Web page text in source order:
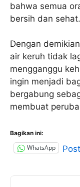
bahwa semua
bersih dan sehat.
Dengan
air keruh tidak
mengganggu
ingin menjadi
bergabung
membuat
Bagikan ini:
WhatsApp Post